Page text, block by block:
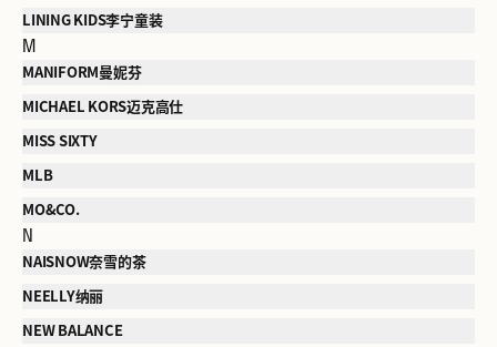
LINING KIDS李宁童装
M
MANIFORM曼妮芬
MICHAEL KORS迈克高仕
MISS SIXTY
MLB
MO&CO.
N
NAISNOW奈雪的茶
NEELLY纳丽
NEW BALANCE